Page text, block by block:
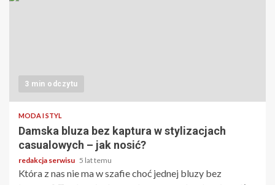
3 min odczytu
MODA I STYL
Damska bluza bez kaptura w stylizacjach
casualowych – jak nosić?
redakcja serwisu 5 lat temu
Która z nas nie ma w szafie choć jednej bluzy bez